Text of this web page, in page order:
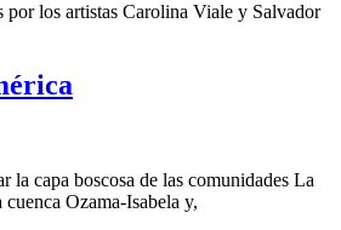
los artistas Carolina Viale y Salvador
la capa boscosa de las comunidades La
Ozama-Isabela y,